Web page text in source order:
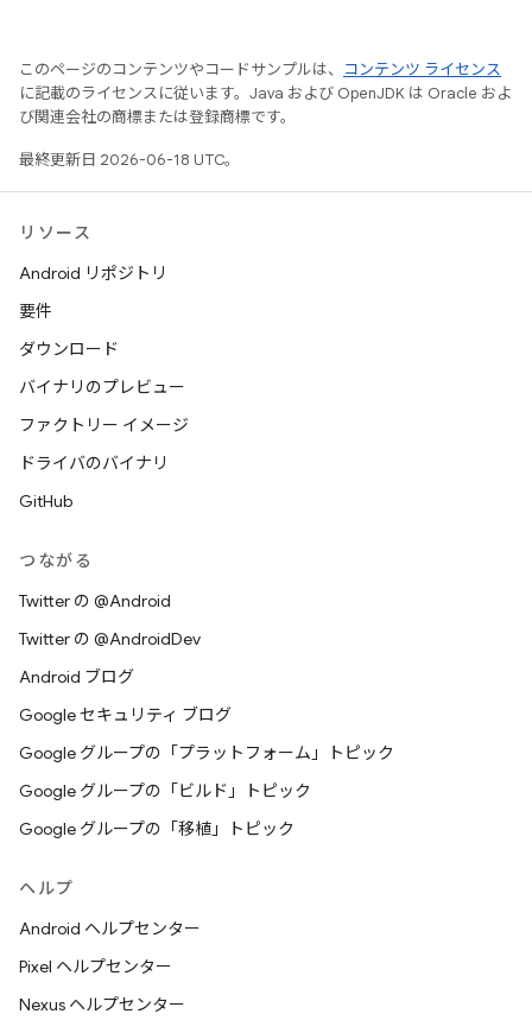
このページのコンテンツやコードサンプルは、
コンテンツ ライセンス
に記載のライセンスに従います。Java および OpenJDK は Oracle およ
び関連会社の商標または登録商標です。
最終更新日 2026-06-18 UTC。
リソース
Android リポジトリ
要件
ダウンロード
バイナリのプレビュー
ファクトリー イメージ
ドライバのバイナリ
GitHub
つながる
Twitter の @Android
Twitter の @AndroidDev
Android ブログ
Google セキュリティ ブログ
Google グループの「プラットフォーム」トピック
Google グループの「ビルド」トピック
Google グループの「移植」トピック
ヘルプ
Android ヘルプセンター
Pixel ヘルプセンター
Nexus ヘルプセンター